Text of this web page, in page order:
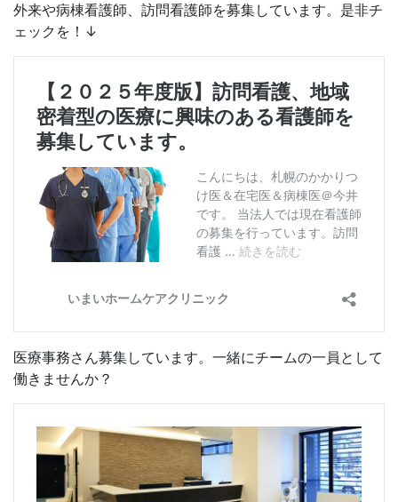
外来や病棟看護師、訪問看護師を募集しています。是非チ
ェックを！↓
医療事務さん募集しています。一緒にチームの一員として
働きませんか？